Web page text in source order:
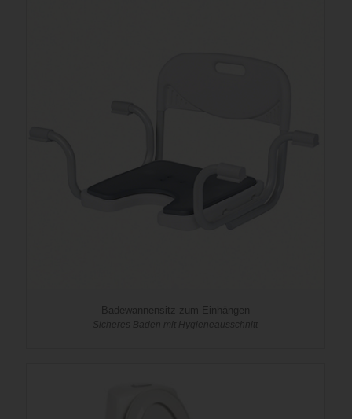
Badewannensitz zum Einhängen
Sicheres Baden mit Hygieneausschnitt